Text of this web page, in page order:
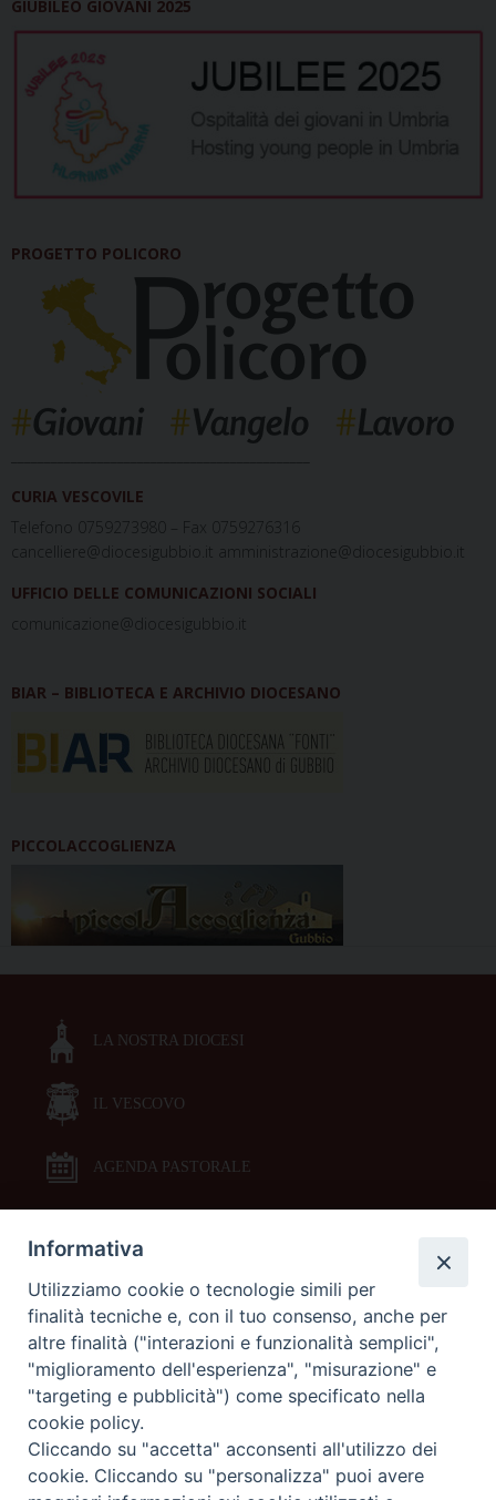
GIUBILEO GIOVANI 2025
PROGETTO POLICORO
CURIA VESCOVILE
Telefono 0759273980 – Fax 0759276316
cancelliere@diocesigubbio.it amministrazione@diocesigubbio.it
UFFICIO DELLE COMUNICAZIONI SOCIALI
comunicazione@diocesigubbio.it
BIAR – BIBLIOTECA E ARCHIVIO DIOCESANO
PICCOLACCOGLIENZA
LA NOSTRA DIOCESI
IL VESCOVO
AGENDA PASTORALE
DOCUMENTI PASTORALI
ORARI MESSE
LITURGIA DELLE ORE
GALLERIE FOTOGRAFICHE
Informativa
Utilizziamo cookie o tecnologie simili per
finalità tecniche e, con il tuo consenso, anche per
altre finalità ("interazioni e funzionalità semplici",
"miglioramento dell'esperienza", "misurazione" e
"targeting e pubblicità") come specificato nella
cookie policy.
Cliccando su "accetta" acconsenti all'utilizzo dei
cookie. Cliccando su "personalizza" puoi avere